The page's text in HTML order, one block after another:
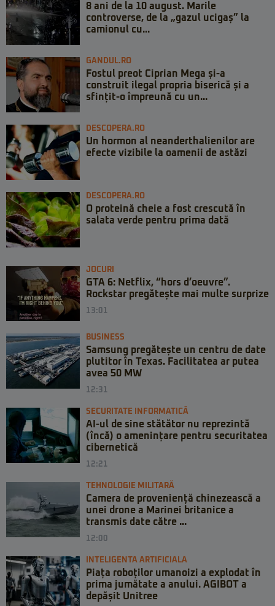
8 ani de la 10 august. Marile
controverse, de la „gazul ucigaș” la
camionul cu...
GANDUL.RO
Fostul preot Ciprian Mega și-a
construit ilegal propria biserică și a
sfințit-o împreună cu un...
DESCOPERA.RO
Un hormon al neanderthalienilor are
efecte vizibile la oamenii de astăzi
DESCOPERA.RO
O proteină cheie a fost crescută în
salata verde pentru prima dată
JOCURI
GTA 6: Netflix, “hors d’oeuvre”.
Rockstar pregătește mai multe surprize
13:01
BUSINESS
Samsung pregătește un centru de date
plutitor în Texas. Facilitatea ar putea
avea 50 MW
12:31
SECURITATE INFORMATICĂ
AI-ul de sine stătător nu reprezintă
(încă) o amenințare pentru securitatea
cibernetică
12:21
TEHNOLOGIE MILITARĂ
Camera de proveniență chinezească a
unei drone a Marinei britanice a
transmis date către ...
12:00
INTELIGENTA ARTIFICIALA
Piața roboților umanoizi a explodat în
prima jumătate a anului. AGIBOT a
depășit Unitree